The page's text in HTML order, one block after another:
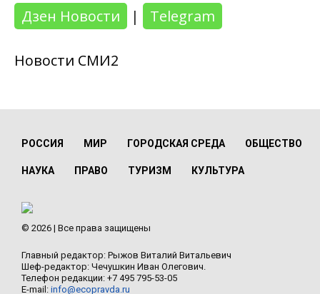
Дзен Новости
| Telegram
Новости СМИ2
РОССИЯ МИР ГОРОДСКАЯ СРЕДА ОБЩЕСТВО
НАУКА ПРАВО ТУРИЗМ КУЛЬТУРА
© 2026 | Все права защищены
Главный редактор: Рыжов Виталий Витальевич
Шеф-редактор: Чечушкин Иван Олегович.
Телефон редакции: +7 495 795-53-05
E-mail: info@ecopravda.ru